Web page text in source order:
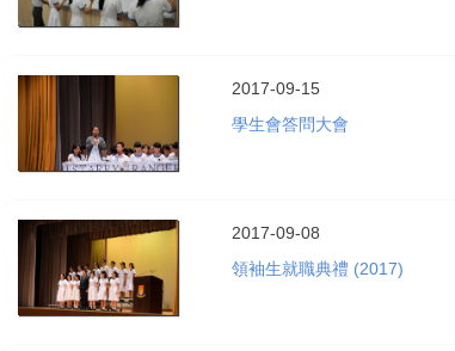
2017-09-15
學生會答問大會
2017-09-08
領袖生就職典禮 (2017)